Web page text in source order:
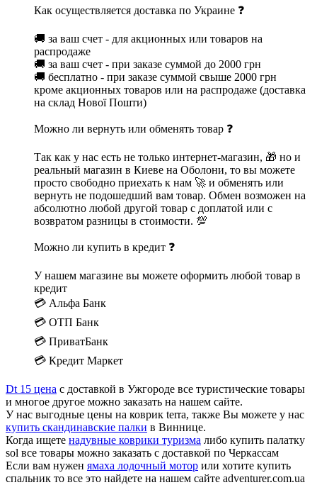
Как осуществляется доставка по Украине ❓
🚚 за ваш счет - для акционных или товаров на
распродаже
🚚 за ваш счет - при заказе суммой до 2000 грн
🚚 бесплатно - при заказе суммой свыше 2000 грн
кроме акционных товаров или на распродаже (доставка
на склад Нової Пошти)
Можно ли вернуть или обменять товар ❓
Так как у нас есть не только интернет-магазин, 🎁 но и
реальный магазин в Киеве на Оболони, то вы можете
просто свободно приехать к нам 🚀 и обменять или
вернуть не подошедший вам товар. Обмен возможен на
абсолютно любой другой товар с доплатой или с
возвратом разницы в стоимости. 💯
Можно ли купить в кредит ❓
У нашем магазине вы можете оформить любой товар в
кредит
💳 Альфа Банк
💳 ОТП Банк
💳 ПриватБанк
💳 Кредит Маркет
Dt 15 цена с доставкой в Ужгороде все туристические товары
и многое другое можно заказать на нашем сайте.
У нас выгодные цены на коврик terra, также Вы можете у нас
купить скандинавские палки в Виннице.
Когда ищете надувные коврики туризма либо купить палатку
sol все товары можно заказать с доставкой по Черкассам
Если вам нужен ямаха лодочный мотор или хотите купить
спальник то все это найдете на нашем сайте adventurer.com.ua